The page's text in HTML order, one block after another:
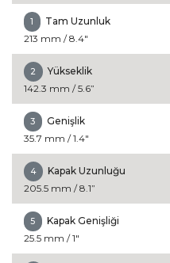
1
Tam Uzunluk
213 mm / 8.4"
2
Yükseklik
142.3 mm / 5.6”
3
Genişlik
35.7 mm / 1.4"
4
Kapak Uzunluğu
205.5 mm / 8.1”
5
Kapak Genişliği
25.5 mm / 1"